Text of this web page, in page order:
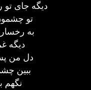
دیگه جای
تو
به
دیگه
دل من
ببین
نگهم